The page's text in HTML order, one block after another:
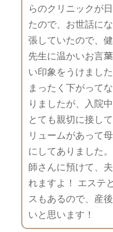
らのクリニックが
たので、お世話に
張していたので、
先生に温かいお言
い印象をうけまし
まったく下がって
りましたが、入院
とても親切に接し
リュームがあって
にしてありました
師さんに預けて、
れますよ！ エステ
スもあるので、産
いと思います！